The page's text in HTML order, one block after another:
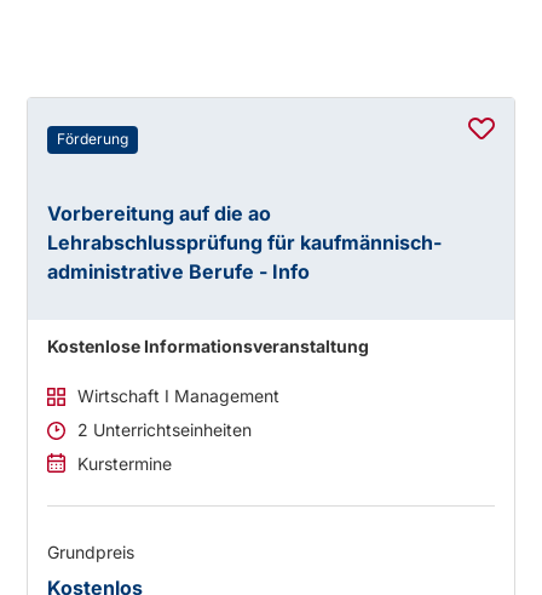
Förderung
Vorbereitung auf die ao
Lehrabschlussprüfung für kaufmännisch-
administrative Berufe - Info
Kostenlose Informationsveranstaltung
Wirtschaft I Management
2 Unterrichtseinheiten
Kurstermine
Grundpreis
Kostenlos